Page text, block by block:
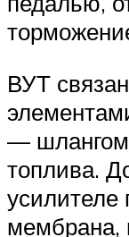
ВУТ
— шлангом
топлива.
усилителе
мембрана,